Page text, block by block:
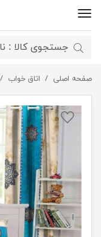
صفحه اصلی اتاق خوابست اتاق سنتی